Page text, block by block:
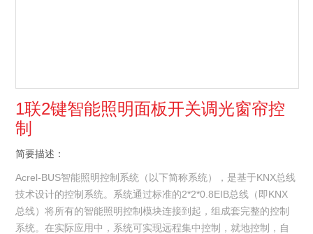
1联2键智能照明面板开关调光窗帘控
制
简要描述：
Acrel-BUS智能照明控制系统（以下简称系统），是基于KNX总线
技术设计的控制系统。系统通过标准的2*2*0.8EIB总线（即KNX
总线）将所有的智能照明控制模块连接到起，组成套完整的控制
系统。在实际应用中，系统可实现远程集中控制，就地控制，自